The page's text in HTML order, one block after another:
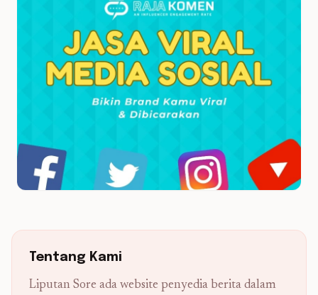
Tentang Kami
Liputan Sore ada website penyedia berita dalam